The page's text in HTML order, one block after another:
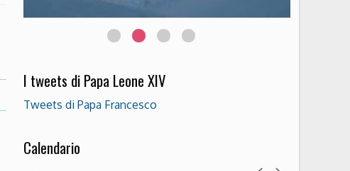
I tweets di Papa Leone XIV
Tweets di Papa Francesco
Calendario